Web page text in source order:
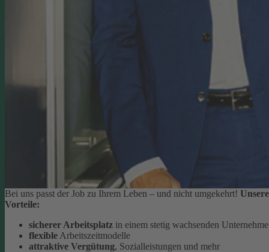
Bei uns passt der Job zu Ihrem Leben – und nicht umgekehrt! Unsere
Vorteile:
sicherer Arbeitsplatz in einem stetig wachsenden
flexible Arbeitszeitmodelle
attraktive Vergütung, Sozialleistungen und mehr